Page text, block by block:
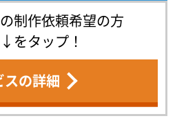
制作依頼希望の方
をタップ！
スの詳細